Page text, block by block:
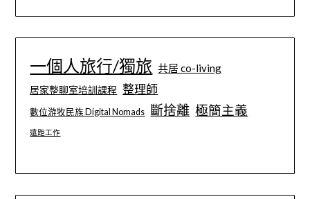
一個人旅行/獨旅 共居 co-living
居家整聊室培訓課程 整理師
數位游牧民族 Digital Nomads 斷捨離 極簡主義
遠距工作